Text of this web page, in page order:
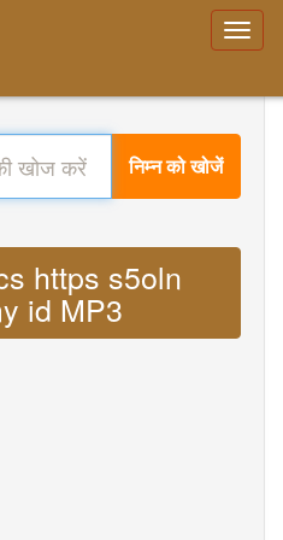
निम्न को खोजें
https s5oln
id MP3